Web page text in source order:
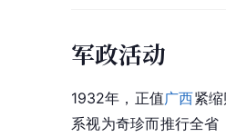
军政活动
1932年，正值广西紧
系视为奇珍而推行全省